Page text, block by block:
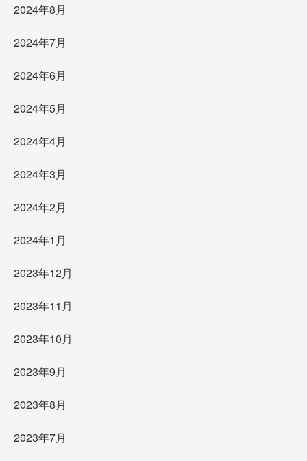
2024年8月
2024年7月
2024年6月
2024年5月
2024年4月
2024年3月
2024年2月
2024年1月
2023年12月
2023年11月
2023年10月
2023年9月
2023年8月
2023年7月